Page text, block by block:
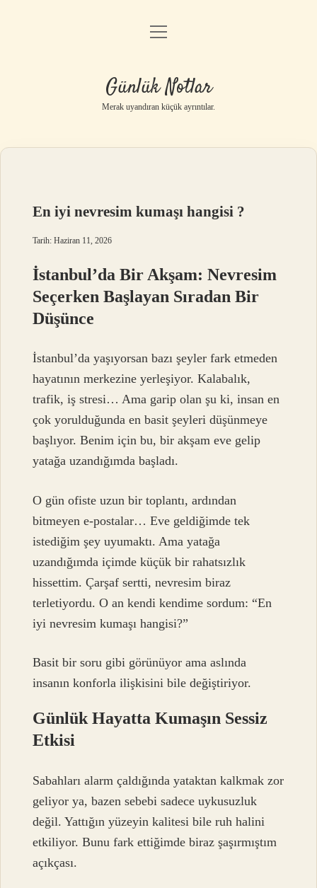
Anasayfa
Yasal Uyarı
menüyü
Günlük Notlar
Merak uyandıran küçük ayrıntılar.
En iyi nevresim kumaşı hangisi ?
Tarih: Haziran 11, 2026
İstanbul’da Bir Akşam: Nevresim
Seçerken Başlayan Sıradan Bir
Düşünce
İstanbul’da yaşıyorsan bazı şeyler fark etmeden
hayatının merkezine yerleşiyor. Kalabalık,
trafik, iş stresi… Ama garip olan şu ki, insan en
çok yorulduğunda en basit şeyleri düşünmeye
başlıyor. Benim için bu, bir akşam eve gelip
yatağa uzandığımda başladı.
O gün ofiste uzun bir toplantı, ardından
bitmeyen e-postalar… Eve geldiğimde tek
istediğim şey uyumaktı. Ama yatağa
uzandığımda içimde küçük bir rahatsızlık
hissettim. Çarşaf sertti, nevresim biraz
terletiyordu. O an kendi kendime sordum: “En
iyi nevresim kumaşı hangisi?”
Basit bir soru gibi görünüyor ama aslında
insanın konforla ilişkisini bile değiştiriyor.
Günlük Hayatta Kumaşın Sessiz
Etkisi
Sabahları alarm çaldığında yataktan kalkmak zor
geliyor ya, bazen sebebi sadece uykusuzluk
değil. Yattığın yüzeyin kalitesi bile ruh halini
etkiliyor. Bunu fark ettiğimde biraz şaşırmıştım
açıkçası.